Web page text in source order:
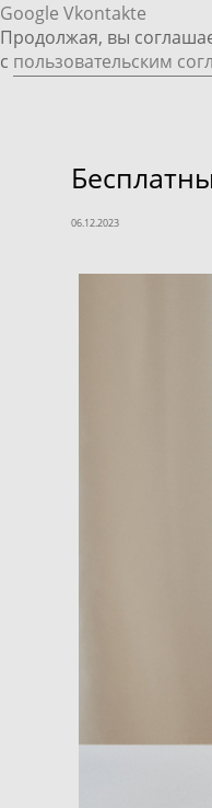
Google Vkontakte
Продолжая, вы
с пользовательским
06.12.2023